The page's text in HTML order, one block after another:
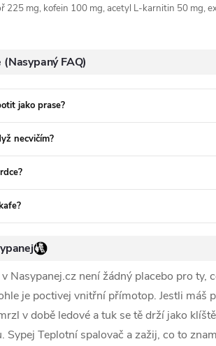
225 mg, kofein 100 mg, acetyl L-karnitin 50 mg,
FAQ)
jako prase?
necvičím?
Nasypanej.cz není žádný placebo pro ty,
je poctivej vnitřní přímotop. Jestli máš
v době ledové a tuk se tě drží jako
Sypej Teplotní spalovač a zažij, co to